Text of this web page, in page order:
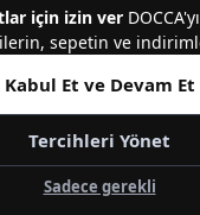
SözleşmesiMesafeli
ve İade PolitikasıÇerez
© 2026 Docca.com.tr Tüm
için izin ver
sepetin ve
Kabul Et ve Devam Et
Tercihleri Yönet
Sadece gerekli